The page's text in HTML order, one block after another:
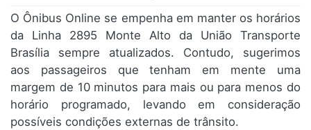
O Ônibus Online se empenha em manter os horários
da Linha 2895 Monte Alto da União Transporte
Brasília sempre atualizados. Contudo, sugerimos
aos passageiros que tenham em mente uma
margem de 10 minutos para mais ou para menos do
horário programado, levando em consideração
possíveis condições externas de trânsito.